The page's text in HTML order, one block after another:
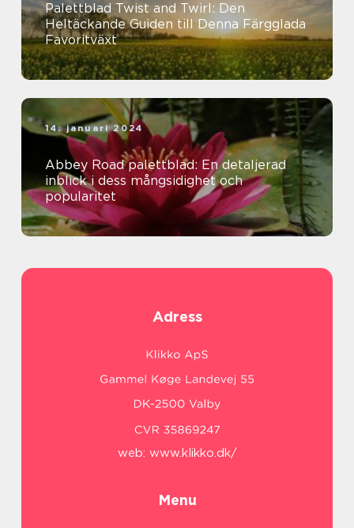
Palettblad Twist and Twirl: Den
Heltäckande Guiden till Denna Färgglada
Favoritväxt
14. januari 2024
Abbey Road palettblad: En detaljerad
inblick i dess mångsidighet och
popularitet
Adress
web: www.klikko.dk/
Menu